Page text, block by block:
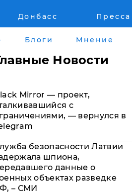
Донбасс Пресса
Пресс-релизы
Блоги Мнение
Новости
Mirror — проект,
с
— вернулся в
безопасности Латвии
шпиона,
данные о
объектах разведке
– СМИ